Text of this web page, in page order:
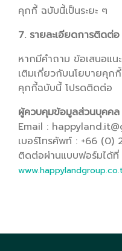
คุกกี้ ฉบับนี้เป็นระยะ ๆ
7. รายละเอียดการติดต่อ
หากมีคำถาม ข้อเสนอแน
เติมเกี่ยวกับนโยบายคุก
คุกกี้ฉบับนี้ โปรดติดต่อ
ผู้ควบคุมข้อมูลส่วนบุคคล
Email :
เบอร์โทรศัพท์ : +66 (0)
ติดต่อผ่านแบบฟอร์มได้ที่